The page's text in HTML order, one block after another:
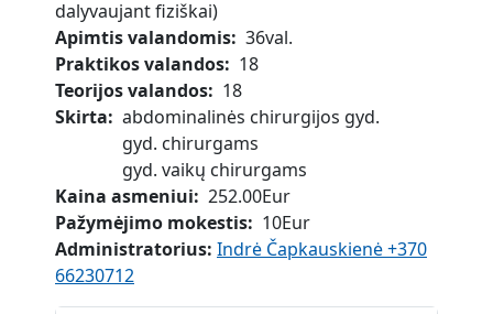
dalyvaujant fiziškai)
Apimtis valandomis 36val.
Praktikos valandos
18
Teorijos valandos
18
Skirta
abdominalinės chirurgijos gyd.
gyd. chirurgams
gyd. vaikų chirurgams
Kaina asmeniui
252.00Eur
Pažymėjimo mokestis
10Eur
Administratorius: Indrė Čapkauskienė +370
66230712